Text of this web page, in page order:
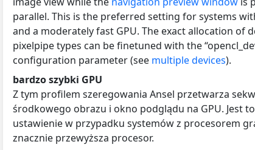
parallel. This is the preferred setting for systems
and a moderately fast GPU. The exact allocation of
pixelpipe types can be finetuned with the
configuration parameter (see multiple devices).
bardzo szybki GPU
Z tym profilem szeregowania Ansel przetwarza
środkowego obrazu i okno podglądu na GPU. Jest
ustawienie w przypadku systemów z procesorem
znacznie przewyższa procesor.